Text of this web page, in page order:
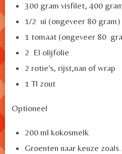
300 gram visfilet, 400
1/2 ui (ongeveer 80 gram)
1 tomaat (ongeveer 80
2 El olijfolie
2 rotie's, rijst,nan of wrap
1 Tl zout
Optioneel
200 ml kokosmelk
Groenten naar keuze